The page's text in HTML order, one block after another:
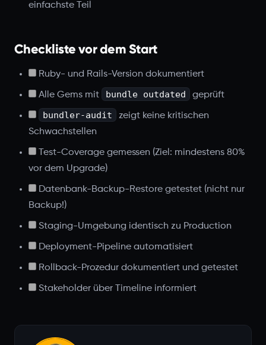
einfachste Teil
Checkliste vor dem Start
Ruby- und Rails-Version dokumentiert
Alle Gems mit bundle outdated
geprüft
bundler-audit
zeigt keine kritischen
Schwachstellen
Test-Coverage gemessen (Ziel: mindestens 80%
vor dem Upgrade)
Datenbank-Backup-Restore getestet (nicht nur
Backup!)
Staging-Umgebung identisch zu Production
Deployment-Pipeline automatisiert
Rollback-Prozedur dokumentiert und getestet
Stakeholder über Timeline informiert